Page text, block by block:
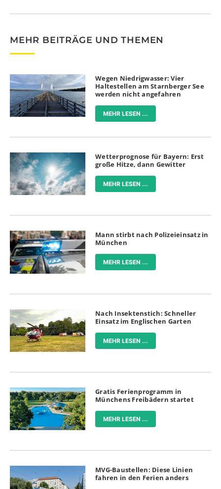
MEHR BEITRÄGE UND THEMEN
Wegen Niedrigwasser: Vier
Haltestellen am Starnberger See
werden nicht angefahren
MEHR LESEN ...
Wetterprognose für Bayern: Erst
große Hitze, dann Gewitter
MEHR LESEN ...
Mann stirbt nach Polizeieinsatz in
München
MEHR LESEN ...
Nach Insektenstich: Schneller
Einsatz im Englischen Garten
MEHR LESEN ...
Gratis Ferienprogramm in
Münchens Freibädern startet
MEHR LESEN ...
MVG-Baustellen: Diese Linien
fahren in den Ferien anders